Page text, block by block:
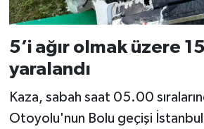
5’i ağır olmak üzere
yaralandı
Kaza, sabah saat 05.00
Otoyolu'nun Bolu geçişi